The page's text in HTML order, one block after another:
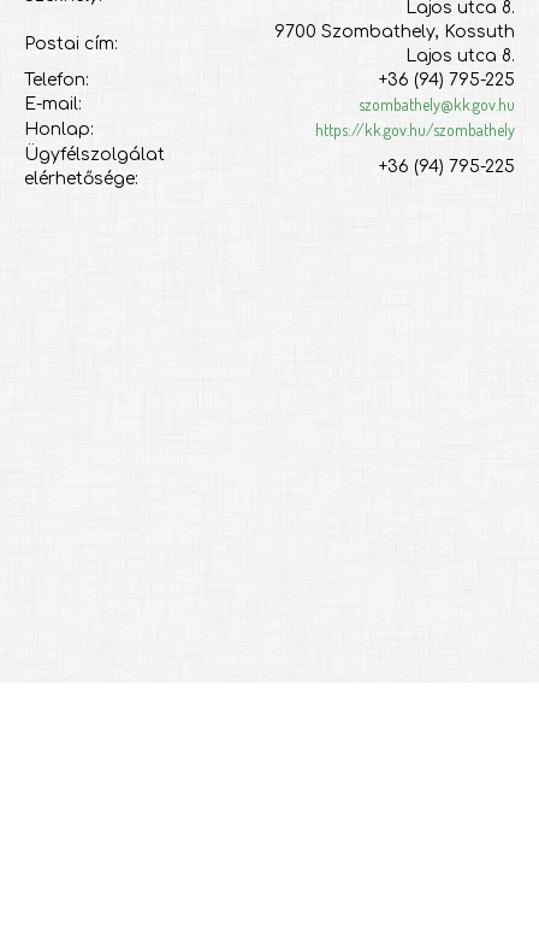
Lajos utca 8.
Postai cím:
9700 Szombathely, Kossuth
Lajos utca 8.
Telefon:
+36 (94) 795-225
E-mail:
szombathely@kk.gov.hu
Honlap: https://kk.gov.hu/szombathely
Ügyfélszolgálat
elérhetősége:
+36 (94) 795-225